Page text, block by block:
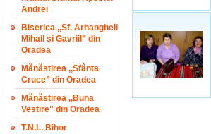
Andrei
Biserica ,,Sf. Arhangheli
Mihail și Gavriil” din
Oradea
Mănăstirea ,,Sfânta
Cruce” din Oradea
Mănăstirea ,,Buna
Vestire" din Oradea
T.N.L. Bihor